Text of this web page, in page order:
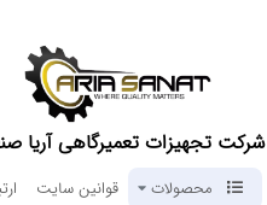
شرکت تجهیزات تعمیرگاهی آریا
محصولات قوانین سایت